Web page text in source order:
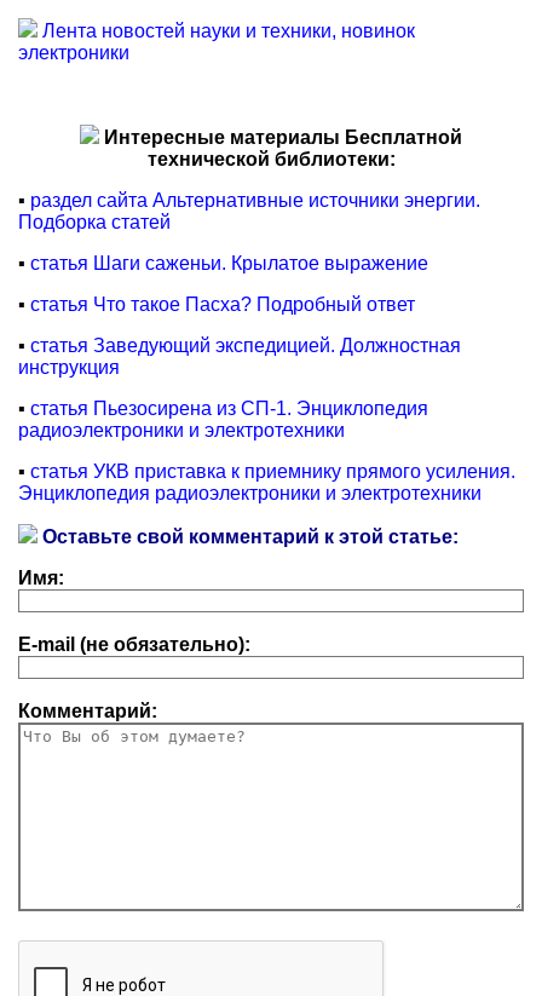
Лента новостей науки и техники, новинок
электроники
Интересные материалы Бесплатной
технической библиотеки:
▪ раздел сайта Альтернативные источники энергии.
Подборка статей
▪ статья Шаги саженьи. Крылатое выражение
▪ статья Что такое Пасха? Подробный ответ
▪ статья Заведующий экспедицией. Должностная
инструкция
▪ статья Пьезосирена из СП-1. Энциклопедия
радиоэлектроники и электротехники
▪ статья УКВ приставка к приемнику прямого усиления.
Энциклопедия радиоэлектроники и электротехники
Оставьте свой комментарий к этой статье:
Имя:
E-mail (не обязательно):
Комментарий: